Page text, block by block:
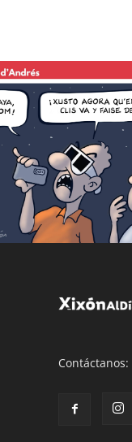
Contáctanos: